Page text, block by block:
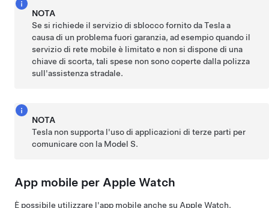
NOTA
Se si richiede il servizio di sblocco fornito da Tesla a
causa di un problema fuori garanzia, ad esempio quando il
servizio di rete mobile è limitato e non si dispone di una
chiave di scorta, tali spese non sono coperte dalla polizza
sull'assistenza stradale.
NOTA
Tesla non supporta l'uso di applicazioni di terze parti per
comunicare con la Model S.
App mobile per Apple Watch
È possibile utilizzare l'app mobile anche su Apple Watch.